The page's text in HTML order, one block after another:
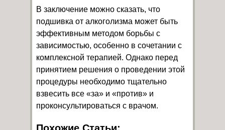
В заключение можно сказать, что
подшивка от алкоголизма может быть
эффективным методом борьбы с
зависимостью, особенно в сочетании с
комплексной терапией. Однако перед
принятием решения о проведении этой
процедуры необходимо тщательно
взвесить все «за» и «против» и
проконсультироваться с врачом.